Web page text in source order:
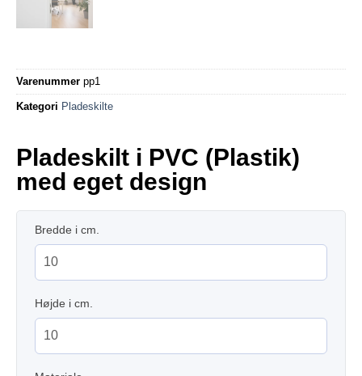
Varenummer pp1
Kategori Pladeskilte
Pladeskilt i PVC (Plastik)
med eget design
Bredde i cm.
Højde i cm.